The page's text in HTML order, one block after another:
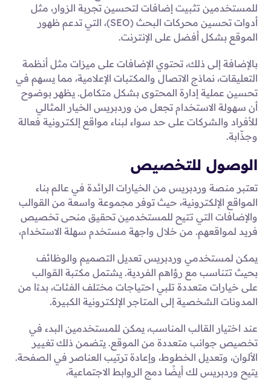
للمستخدمين تثبيت إضافات لتحسين تجربة الزوار، مثل
أدوات تحسين محركات البحث (SEO)، التي تدعم ظهور
الموقع بشكل أفضل على الإنترنت.
بالإضافة إلى ذلك، تحتوي الإضافات على ميزات مثل أنظمة
التعليقات، نماذج الاتصال والمكتبات الإعلامية، مما يسهم في
تحسين عملية إدارة المحتوى بشكل متكامل. يظهر بوضوح
أن سهولة الاستخدام تجعل من وردبريس الخيار المثالي
للأفراد والشركات على حد سواء لبناء مواقع إلكترونية فعالة
وجذّابة.
الوصول للتخصيص
تعتبر منصة وردبريس من الخيارات الرائدة في عالم بناء
المواقع الإلكترونية، حيث توفر مجموعة واسعة من القوالب
والإضافات التي تتيح للمستخدمين تحقيق منحى تخصيص
فريد لمواقعهم. من خلال واجهة مستخدم سهلة الاستخدام،
يمكن لمستخدمي وردبريس تعديل التصميم والوظائف
بحيث تتناسب مع رؤاهم الفردية. يشتمل مكتبة القوالب
على خيارات متعددة تلبي احتياجات مختلف الفئات، بدءًا من
المدونات الشخصية إلى المتاجر الإلكترونية الكبيرة.
عند اختيار القالب المناسب، يمكن للمستخدمين البدء في
تخصيص جوانب متعددة من الموقع. يتضمن ذلك تغيير
الألوان، وتعديل الخطوط، وإعادة ترتيب العناصر في الصفحة.
يتيح وردبريس لك أيضًا دمج الروابط الاجتماعية،